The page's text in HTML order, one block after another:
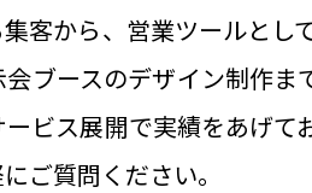
客から、営業ツールとし
ブースのデザイン制作ま
ビス展開で実績をあげて
ご質問ください。